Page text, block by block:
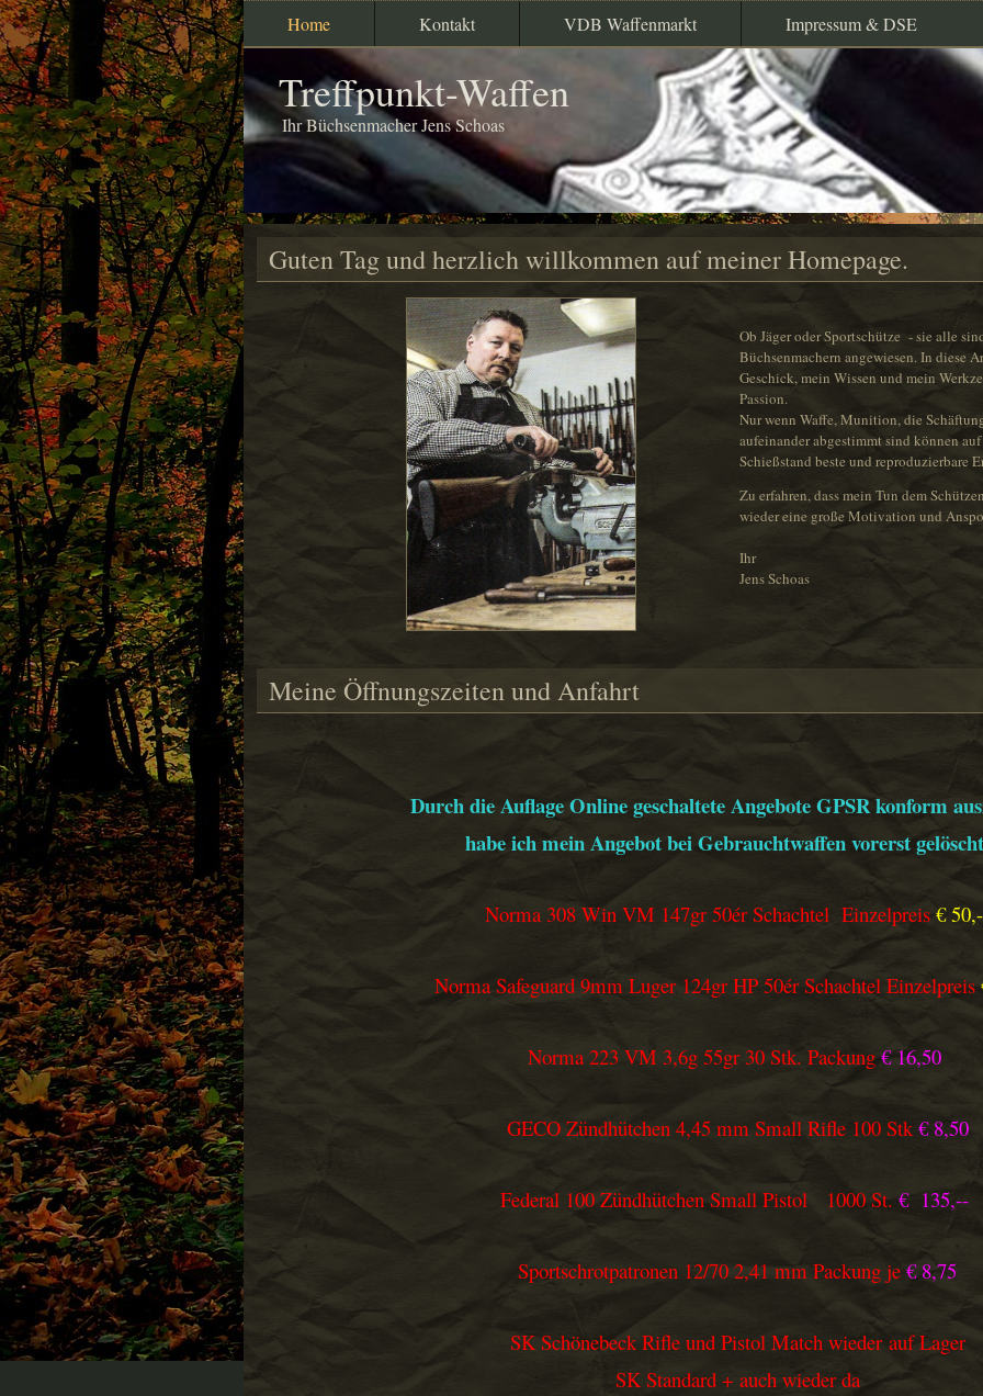
Home Kontakt VDB Waffenmarkt Impressum & DSE
Treffpunkt-Waffen
Ihr Büchsenmacher Jens Schoas
Guten Tag und herzlich willkommen auf meiner Homepage.
Ob Jäger oder Sportschütze - sie alle
Büchsenmachern angewiesen. In diese
Geschick, mein Wissen und mein
Passion.
Nur wenn Waffe, Munition, die
aufeinander abgestimmt sind können
Schießstand beste und reproduzierbare
Zu erfahren, dass mein Tun dem
wieder eine große Motivation und
Ihr
Jens Schoas
Meine Öffnungszeiten und Anfahrt
Durch die Auflage Online geschaltete Angebote GPSR konform
habe ich mein Angebot bei Gebrauchtwaffen vorerst
Norma 308 Win VM 147gr 50ér Schachtel Einzelpreis €
Norma Safeguard 9mm Luger 124gr HP 50ér Schachtel Einzelpreis
Norma 223 VM 3,6g 55gr 30 Stk. Packung € 16,50
GECO Zündhütchen 4,45 mm Small Rifle 100 Stk€ 8,50
Federal 100 Zündhütchen Small Pistol 1000 St. € 135,--
Sportschrotpatronen 12/70 2,41 mm Packung je € 8,75
SK Schönebeck Rifle und Pistol Match wieder auf Lager
SK Standard + auch wieder da